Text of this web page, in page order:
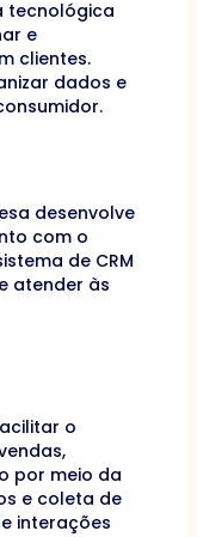
tecnológica
e
clientes.
dados e
desenvolve
com o
de CRM
atender às
o
por meio da
e coleta de
interações